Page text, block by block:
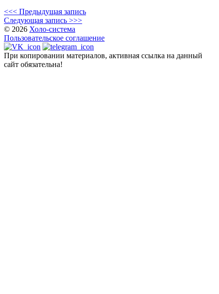
<<< Предыдущая запись
Следующая запись >>>
© 2026 Холо-система
Пользовательское соглашение
При копировании материалов, активная ссылка на данный
сайт обязательна!